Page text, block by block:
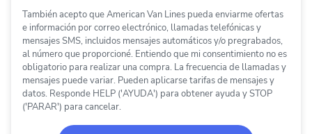
También acepto queAmerican Van Lines pueda enviarme ofertas
e información por correo electrónico, llamadas telefónicas y
mensajes SMS, incluidos mensajes automáticos y/o pregrabados,
al número que proporcioné. Entiendo que mi consentimiento no es
obligatorio para realizar una compra. La frecuencia de llamadas y
mensajes puede variar. Pueden aplicarse tarifas de mensajes y
datos. Responde HELP ('AYUDA') para obtener ayuda y STOP
('PARAR') para cancelar.